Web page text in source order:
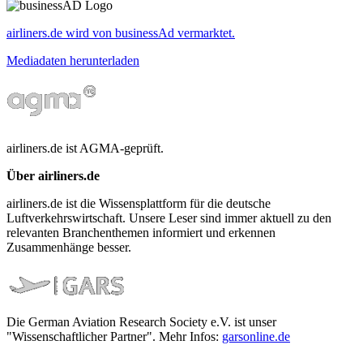
airliners.de wird von businessAd vermarktet.
Mediadaten herunterladen
airliners.de ist AGMA-geprüft.
Über airliners.de
airliners.de ist die Wissensplattform für die deutsche
Luftverkehrswirtschaft. Unsere Leser sind immer aktuell zu den
relevanten Branchenthemen informiert und erkennen
Zusammenhänge besser.
Die German Aviation Research Society e.V. ist unser
"Wissenschaftlicher Partner". Mehr Infos: garsonline.de